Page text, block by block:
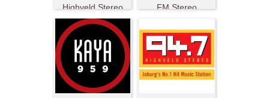
Highveld Stereo
FM Stereo